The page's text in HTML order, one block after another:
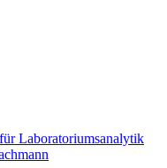
Laboratoriumsanalytik